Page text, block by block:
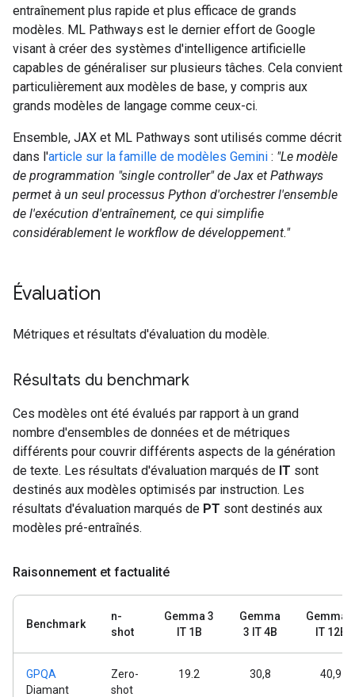
entraînement plus rapide et plus efficace de grands
modèles. ML Pathways est le dernier effort de Google
visant à créer des systèmes d'intelligence artificielle
capables de généraliser sur plusieurs tâches. Cela convient
particulièrement aux modèles de base, y compris aux
grands modèles de langage comme ceux-ci.
Ensemble, JAX et ML Pathways sont utilisés comme décrit
dans l'article sur la famille de modèles Gemini : "Le modèle
de programmation "single controller" de Jax et Pathways
permet à un seul processus Python d'orchestrer l'ensemble
de l'exécution d'entraînement, ce qui simplifie
considérablement le workflow de développement."
Évaluation
Métriques et résultats d'évaluation du modèle.
Résultats du benchmark
Ces modèles ont été évalués par rapport à un grand
nombre d'ensembles de données et de métriques
différents pour couvrir différents aspects de la génération
de texte. Les résultats d'évaluation marqués de IT sont
destinés aux modèles optimisés par instruction. Les
résultats d'évaluation marqués de PT sont destinés aux
modèles pré-entraînés.
Raisonnement et factualité
Benchmark
n-
shot
Gemma 3
IT 1B
Gemma
3 IT 4B
Gemma 3
IT 12B
GPQA
Diamant
Zero-
shot
19.2 30,8 40,9